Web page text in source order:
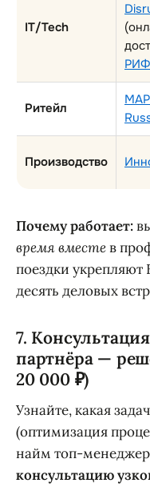
IT/Tech
РИФ
Ритейл
Производство
Почему работает:
время вместев
поездки укрепляют
десять деловых
7.
партнёра —
20 000 ₽)
Узнайте, какая
(оптимизация
найм топ-
консультацию